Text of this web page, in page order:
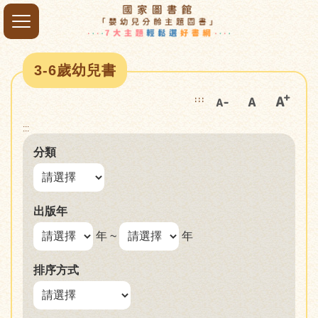
3-6歲幼兒書
:::
:::
分類
出版年
年 ~ 年
排序方式